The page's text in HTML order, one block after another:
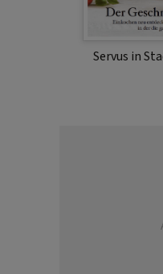
Servus in